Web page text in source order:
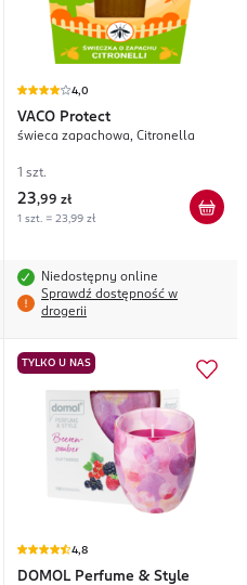
4,0
VACO Protect
świeca zapachowa, Citronella
1 szt.
23,99 zł
1 szt. = 23,99 zł
Niedostępny online
Sprawdź dostępność w
drogerii
TYLKO U NAS
4,8
DOMOL Perfume & Style